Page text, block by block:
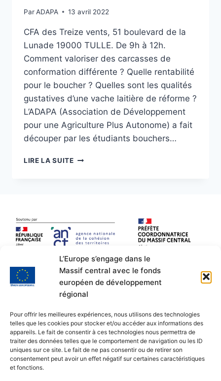
L’Europe s’engage dans le
Massif central avec le fonds
européen de développement
régional
Pour offrir les meilleures expériences, nous utilisons des technologies
telles que les cookies pour stocker et/ou accéder aux informations des
appareils. Le fait de consentir à ces technologies nous permettra de
traiter des données telles que le comportement de navigation ou les ID
uniques sur ce site. Le fait de ne pas consentir ou de retirer son
consentement peut avoir un effet négatif sur certaines caractéristiques
et fonctions.
ParADAPA 13 avril 2022
CFA des Treize vents, 51 boulevard de la
Lunade 19000 TULLE. De 9h à 12h.
Comment valoriser des carcasses de
conformation différente ? Quelle rentabilité
pour le boucher ? Quelles sont les qualités
gustatives d’une vache laitière de réforme ?
L’ADAPA (Association de Développement
pour une Agriculture Plus Autonome) a fait
découper par les étudiants bouchers…
LIRE LA SUITERENCONTRE
CFA
TULLE
–
MARDI
29
2022